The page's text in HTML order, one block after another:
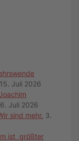
15. Juli 2026
6. Juli 2026
sind mehr. 3.
ist größter